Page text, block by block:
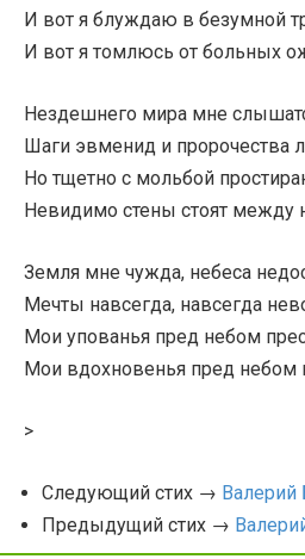
И вот я блуждаю в безумной
И вот я томлюсь от больных
Нездешнего мира мне
Шаги эвменид и пророчества
Но тщетно с мольбой
Невидимо стены стоят между
Земля мне чужда, небеса
Мечты навсегда, навсегда
Мои упованья пред небом
Мои вдохновенья пред небом
>
Следующий стих →
Предыдущий стих →